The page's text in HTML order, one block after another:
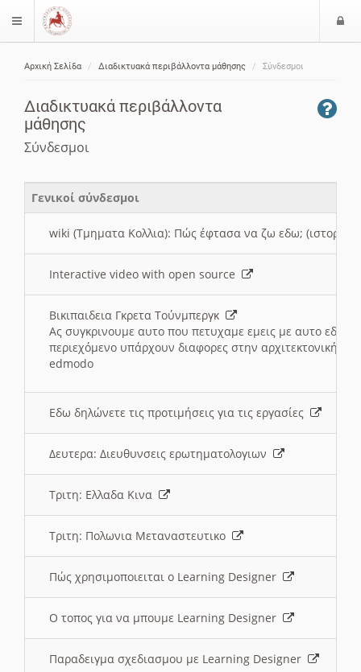
$langMenu
Αρχική Σελίδα Διαδικτυακά περιβάλλοντα μάθησης Σύνδεσμοι
Διαδικτυακά περιβάλλοντα
μάθησης
Σύνδεσμοι
Γενικοί σύνδεσμοι
wiki (Τμηματα Κολλια): Πώς έφτασα να ζω εδω; (ιστορια)
Interactive video with open source
Βικιπαιδεια Γκρετα Τούνμπεργκ
Ας συγκρινουμε αυτο που πετυχαμε εμεις με αυτο εδω
περιεχόμενο υπάρχουν διαφορες στην αρχιτεκτονική
edmodo
Εδω δηλώνετε τις προτιμήσεις για τις εργασίες
Δευτερα: Διευθυνσεις ερωτηματολογιων
Τριτη: Ελλαδα Κινα
Τριτη: Πολωνια Μεταναστευτικο
Πώς χρησιμοποιειται ο Learning Designer
O τοπος για να μπουμε Learning Designer
Παραδειγμα σχεδιασμου με Learning Designer